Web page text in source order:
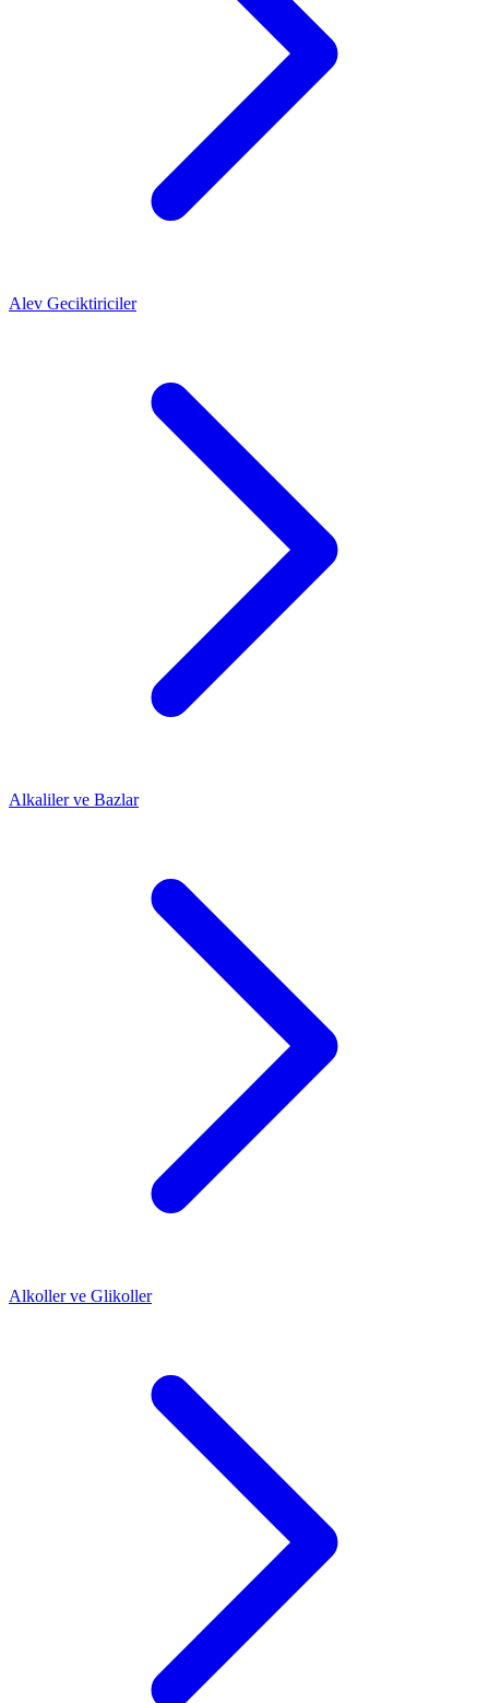
Alev Geciktiriciler
Alkaliler ve Bazlar
Alkoller ve Glikoller